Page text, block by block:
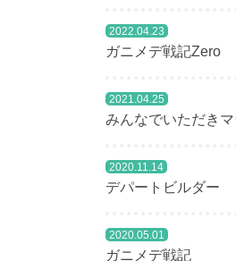
2022.04.23
ガニメデ戦記Zero
2021.04.25
みんなでいただきマ
2020.11.14
デパートビルダー
2020.05.01
ガニメデ戦記